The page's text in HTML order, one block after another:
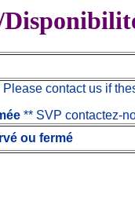
Please contact us if
** SVP contactez-
ou fermé